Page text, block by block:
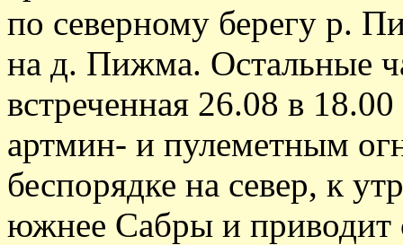
по северному берегу р.
на д. Пижма. Остальные
встреченная 26.08 в
артмин- и пулеметным
беспорядке на север, к
южнее Сабры и приводит